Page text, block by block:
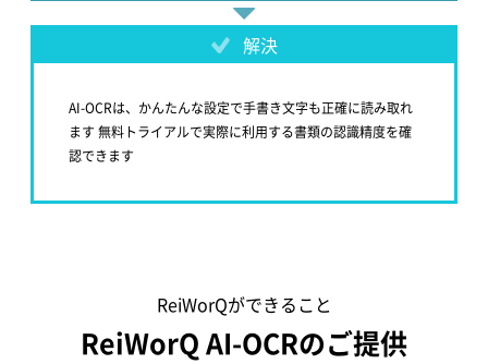
解決
AI-OCRは、かんたんな設定で手書き文字も正確に読み取れ
ます 無料トライアルで実際に利用する書類の認識精度を確
認できます
ReiWorQができること
ReiWorQ AI-OCRのご提供